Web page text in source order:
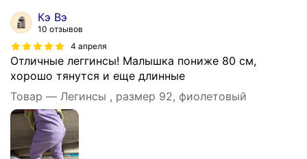
Кэ Вэ
10 отзывов
4 апреля
Отличные леггинсы! Малышка пониже 80 см,
хорошо тянутся и еще длинные
Товар — Легинсы , размер 92, фиолетовый